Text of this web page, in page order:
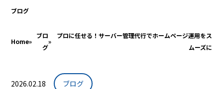
ブログ
Home»
ブロ
グ
»
プロに任せる！サーバー管理代行でホームページ運用をス
ムーズに
2026.02.18 ブログ